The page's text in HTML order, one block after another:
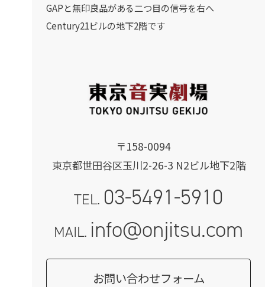
〒158-0094
東京都世田谷区玉川2-26-3 N2ビル地下2階
TEL. 03-5491-5910
MAIL. info@onjitsu.com
お問い合わせフォーム
GAPと無印良品がある二つ目の信号を右へ
Century21ビルの地下2階です